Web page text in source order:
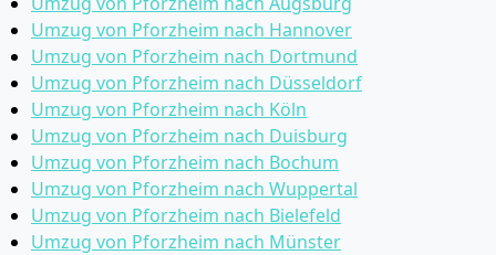
Umzug von Pforzheim nach Hannover
Umzug von Pforzheim nach Dortmund
Umzug von Pforzheim nach Düsseldorf
Umzug von Pforzheim nach Köln
Umzug von Pforzheim nach Duisburg
Umzug von Pforzheim nach Bochum
Umzug von Pforzheim nach Wuppertal
Umzug von Pforzheim nach Bielefeld
Umzug von Pforzheim nach Münster